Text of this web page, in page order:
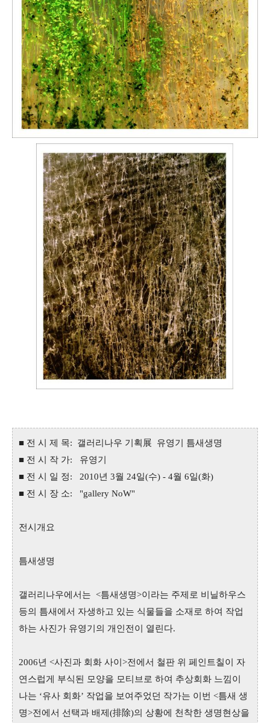
■ 전 시 제 목: 갤러리나우 기획展 유영기 틈새생명
■ 전 시 작 가: 유영기
■ 전 시 일 정: 2010년 3월 24일(수) - 4월 6일(화)
■ 전 시 장 소: "gallery NoW"
전시개요
틈새생명
갤러리나우에서는 <틈새생명>이라는 주제로 비닐하우스
등의 틈새에서 자생하고 있는 식물들을 소재로 하여 작업
하는 사진가 유영기의 개인전이 열린다.
2006년 <사진과 회화 사이>전에서 철판 위 페인트칠이 자
연스럽게 부식된 모양을 모티브로 하여 추상회화 느낌이
나는 ‘유사 회화’ 작업을 보여주었던 작가는 이번 <틈새 생
명>전에서 선택과 배제(排除)의 상황에 천착한 생명현상을